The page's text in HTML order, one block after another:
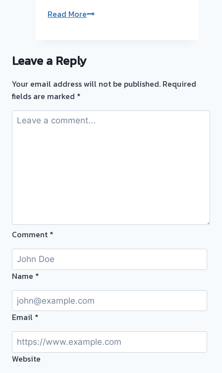
Read Moreรับ
ทอง
บริการ
รับ
ไถ่ถอน
ตั๋ว
จ่าย
ทันที
ต้อง
รอ
📌
ผล
Leave a Reply
Your email address will not be published. Required
fields are marked *
Comment *
Name *
Email *
Website